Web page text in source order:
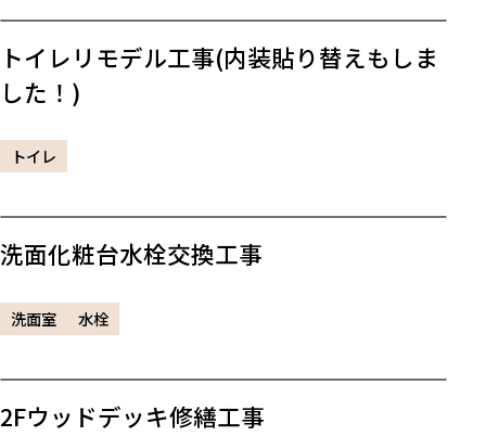
トイレリモデル工事(内装貼り替えもしま
した！)
トイレ
洗面化粧台水栓交換工事
洗面室 水栓
2Fウッドデッキ修繕工事